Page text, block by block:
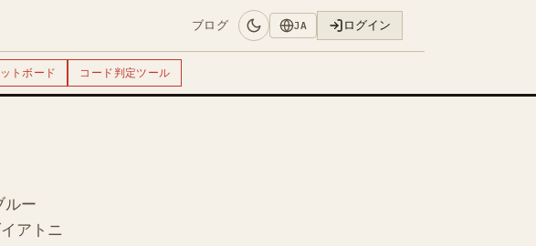
ブログ JA ログイン
トボード コード判定ツール
ルー
アトニ